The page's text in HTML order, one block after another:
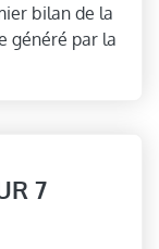
bilan de la
généré par la
7